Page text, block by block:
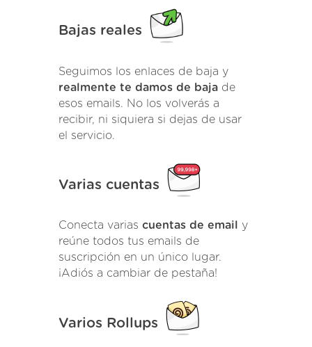
Bajas reales
Seguimos los enlaces de baja y
realmente te damos de baja de
esos emails. No los volverás a
recibir, ni siquiera si dejas de usar
el servicio.
Varias cuentas
Conecta varias cuentas de email y
reúne todos tus emails de
suscripción en un único lugar.
¡Adiós a cambiar de pestaña!
Varios Rollups